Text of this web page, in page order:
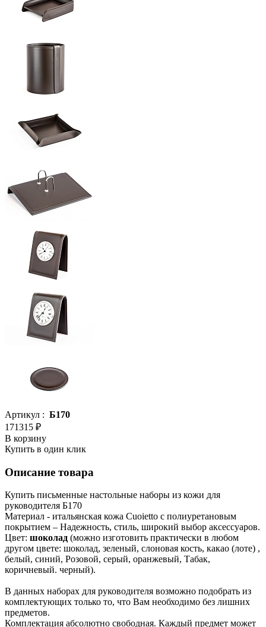
Артикул : Б170
171315 ₽
В корзину
Купить в один клик
Описание товара
Купить письменные настольные наборы из кожи для
руководителя Б170
Материал - итальянская кожа Cuoietto с полиуретановым
покрытием – Надежность, стиль, широкий выбор аксессуаров.
Цвет: шоколад (можно изготовить практически в любом
другом цвете: шоколад, зеленый, слоновая кость, какао (лоте) ,
белый, синий, Розовой, серый, оранжевый, Табак,
коричневый. черный).
В данных наборах для руководителя возможно подобрать из
комплектующих только то, что Вам необходимо без лишних
предметов.
Комплектация абсолютно свободная. Каждый предмет может